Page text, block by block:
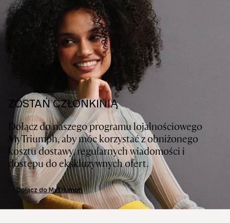
ZOSTAŃ CZŁONKINIĄ
Dołącz do naszego programu lojalnościowego
MyTriumph, aby móc korzystać z obniżonego
kosztu dostawy, regularnych wiadomości i
dostępu do ekskluzywnych ofert.
Dołącz do MyTriumph